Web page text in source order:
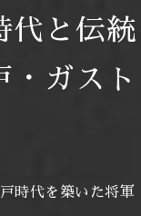
代と伝統
・ガス
時代を築いた将軍